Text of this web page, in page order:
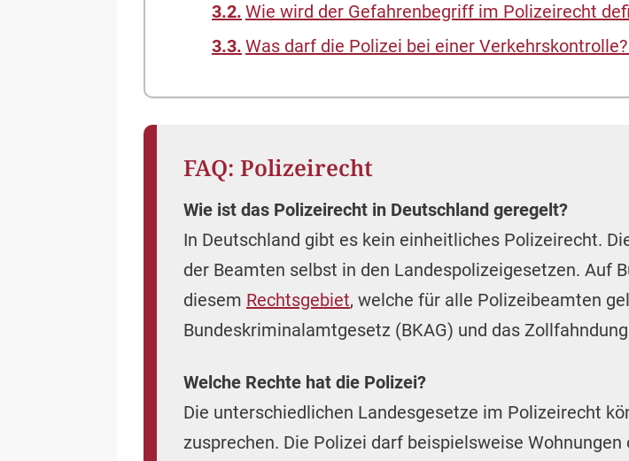
Wie wird der Gefahrenbegriff im Polizeirecht
Was darf die Polizei bei einer Verkehrskontrolle?
FAQ: Polizeirecht
Wie ist das Polizeirecht in Deutschland geregelt?
In Deutschland gibt es kein einheitliches Polizeirecht.
der Beamten selbst in den Landespolizeigesetzen. Auf
diesem Rechtsgebiet, welche für alle Polizeibeamten
Bundeskriminalamtgesetz (BKAG) und das
Welche Rechte hat die Polizei?
Die unterschiedlichen Landesgesetze im Polizeirecht
zusprechen. Die Polizei darf beispielsweise